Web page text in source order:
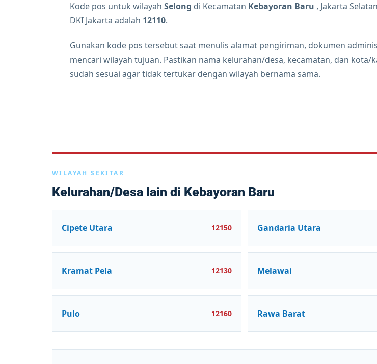
Kode pos untuk wilayah Selong di Kecamatan Kebayoran Baru , Jakarta
DKI Jakarta adalah 12110.
Gunakan kode pos tersebut saat menulis alamat pengiriman, dokumen
mencari wilayah tujuan. Pastikan nama kelurahan/desa, kecamatan, dan kota/
sudah sesuai agar tidak tertukar dengan wilayah bernama sama.
WILAYAH SEKITAR
Kelurahan/Desa lain di Kebayoran Baru
Cipete Utara 12150 Gandaria Utara
Kramat Pela 12130 Melawai
Pulo 12160 Rawa Barat